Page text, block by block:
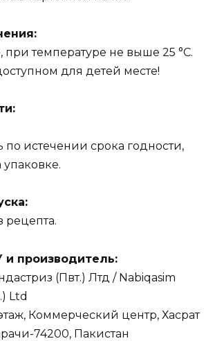
при температуре не выше 25 °С.
для детей месте!
истечении срока годности,
упаковке.
рецепта.
производитель:
(Пвт.) Лтд / Nabiqasim
Ltd
Коммерческий центр, Хасрат
74200, Пакистан